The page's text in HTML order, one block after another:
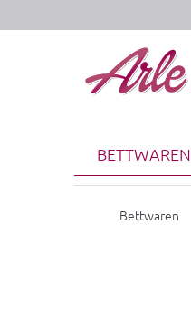
BETTWAREN
Bettwaren